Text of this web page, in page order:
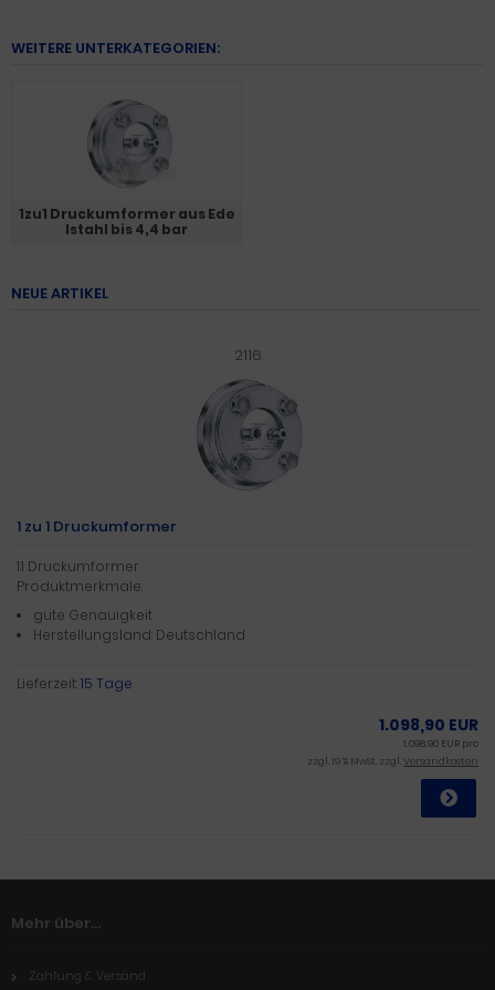
WEITERE UNTERKATEGORIEN:
1zu1 Druckumformer aus Ede
lstahl bis 4,4 bar
NEUE ARTIKEL
2116
1 zu 1 Druckumformer
1:1 Druckumformer
Produktmerkmale:
gute Genauigkeit
Herstellungsland: Deutschland
Lieferzeit:15 Tage
1.098,90 EUR
1.098,90 EUR pro
zzgl. 19 % MwSt. zzgl.Versandkosten
Mehr über...
Zahlung & Versand